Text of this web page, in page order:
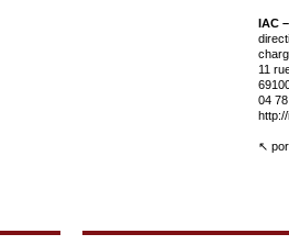
IAC
11
04
↖